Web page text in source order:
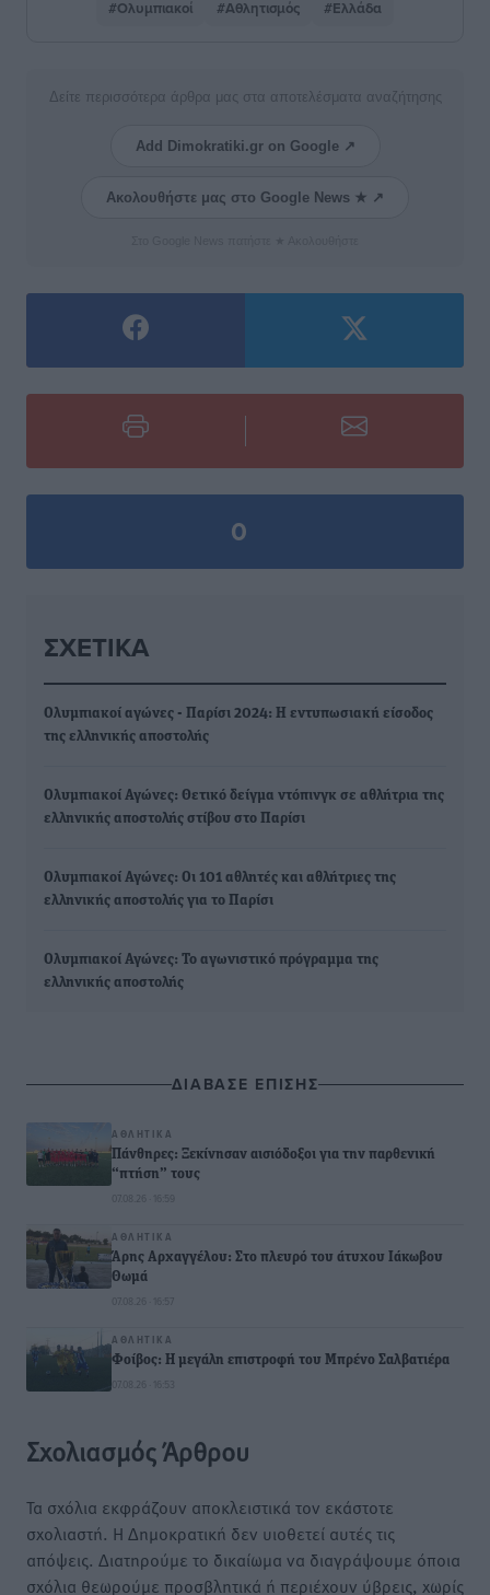
#Ολυμπιακοί #Αθλητισμός #Ελλάδα
Δείτε περισσότερα άρθρα μας στα αποτελέσματα αναζήτησης
Add Dimokratiki.gr on Google ↗
Ακολουθήστε μας στο Google News ★ ↗
0
ΣΧΕΤΙΚΆ
Ολυμπιακοί αγώνες - Παρίσι 2024: Η εντυπωσιακή είσοδος
της ελληνικής αποστολής
Ολυμπιακοί Αγώνες: Θετικό δείγμα ντόπινγκ σε αθλήτρια της
ελληνικής αποστολής στίβου στο Παρίσι
Ολυμπιακοί Αγώνες: Οι 101 αθλητές και αθλήτριες της
ελληνικής αποστολής για το Παρίσι
Ολυμπιακοί Αγώνες: Το αγωνιστικό πρόγραμμα της
ελληνικής αποστολής
ΔΙΑΒΑΣΕ ΕΠΙΣΗΣ
ΑΘΛΗΤΙΚΆ
Πάνθηρες: Ξεκίνησαν αισιόδοξοι για την παρθενική
“πτήση” τους
07.08.26 · 16:59
ΑΘΛΗΤΙΚΆ
Άρης Αρχαγγέλου: Στο πλευρό του άτυχου Ιάκωβου
Θωμά
07.08.26 · 16:57
ΑΘΛΗΤΙΚΆ
Φοίβος: Η μεγάλη επιστροφή του Μπρένο Σαλβατιέρα
07.08.26 · 16:53
Σχολιασμός Άρθρου
Τα σχόλια εκφράζουν αποκλειστικά τον εκάστοτε
σχολιαστή. Η Δημοκρατική δεν υιοθετεί αυτές τις
απόψεις. Διατηρούμε το δικαίωμα να διαγράψουμε όποια
σχόλια θεωρούμε προσβλητικά ή περιέχουν ύβρεις, χωρίς